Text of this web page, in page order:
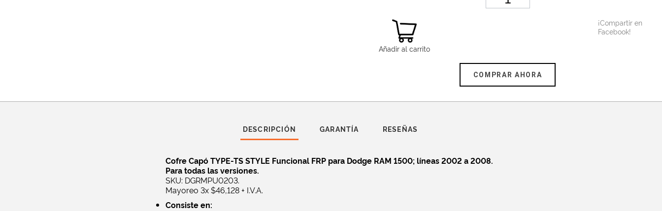
Añadir al carrito
¡Compartir en
Facebook!
COMPRAR AHORA
DESCRIPCIÓN GARANTÍA RESEÑAS
Cofre Capó TYPE-TS STYLE Funcional FRP para Dodge RAM 1500; líneas 2002 a 2008.
Para todas las versiones.
SKU: DGRMPU0203.
Mayoreo 3x $46,128 + I.V.A.
Consiste en: